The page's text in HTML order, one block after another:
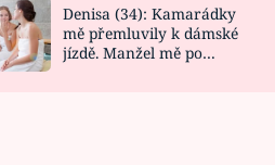
Denisa (34): Kamarádky
mě přemluvily k dámské
jízdě. Manžel mě po